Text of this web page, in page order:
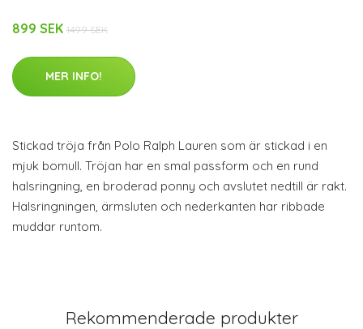
899 SEK 1499 SEK
MER INFO!
Stickad tröja från Polo Ralph Lauren som är stickad i en
mjuk bomull. Tröjan har en smal passform och en rund
halsringning, en broderad ponny och avslutet nedtill är rakt.
Halsringningen, ärmsluten och nederkanten har ribbade
muddar runtom.
Rekommenderade produkter